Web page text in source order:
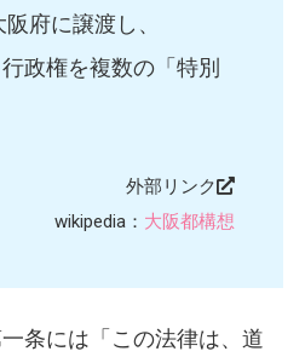
府に譲渡し、
政権を複数の「特別
外部リンク
wikipedia： 大阪都構想
条には「この法律は、道